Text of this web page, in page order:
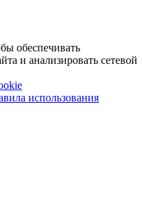
обеспечивать
и анализировать сетевой
использования